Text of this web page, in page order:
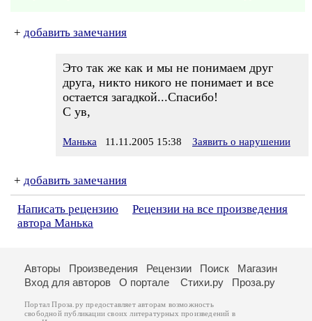
+ добавить замечания
Это так же как и мы не понимаем друг
друга, никто никого не понимает и все
остается загадкой...Спасибо!
С ув,
Манька 11.11.2005 15:38 Заявить о нарушении
+ добавить замечания
Написать рецензию
Рецензии на все произведения
автора Манька
Авторы Произведения Рецензии Поиск
Магазин
Вход для авторов
О портале Стихи.ру Проза.ру
Портал Проза.ру предоставляет авторам возможность
свободной публикации своих литературных произведений в